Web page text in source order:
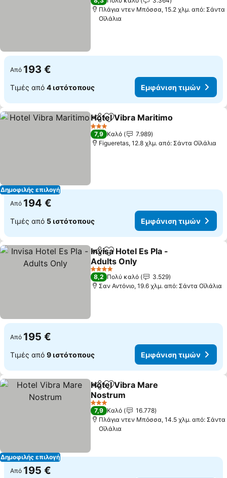
Πλάγια ντεν Μπόσσα, 15.2 χλμ. από: Σάντα
Οϊλάλια
Από 193 €
Τιμές από 4 ιστότοπους Εμφάνιση τιμών
Δημοφιλής επιλογή
Κοινοποίηση
Προσθήκη στα αγαπημένα
Hotel Vibra Maritimo
3 Αστέρια
7,9 Καλό
7.989
Figueretas, 12.8 χλμ. από: Σάντα Οϊλάλια
Από 194 €
Τιμές από 5 ιστότοπους Εμφάνιση τιμών
Κοινοποίηση
Προσθήκη στα αγαπημένα
Invisa Hotel Es Pla -
Adults Only
4 Αστέρια
8,2 Πολύ καλό
3.529
Σαν Αντόνιο, 19.6 χλμ. από: Σάντα Οϊλάλια
Από 195 €
Τιμές από 9 ιστότοπους Εμφάνιση τιμών
Δημοφιλής επιλογή
Κοινοποίηση
Προσθήκη στα αγαπημένα
Hotel Vibra Mare
Nostrum
3 Αστέρια
7,9 Καλό
16.778
Πλάγια ντεν Μπόσσα, 14.5 χλμ. από: Σάντα
Οϊλάλια
Από 195 €